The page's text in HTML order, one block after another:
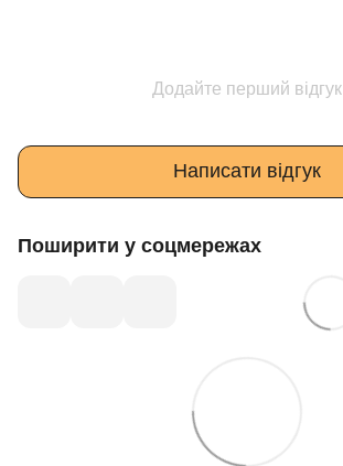
Додайте перший відгук
Написати відгук
Поширити у соцмережах